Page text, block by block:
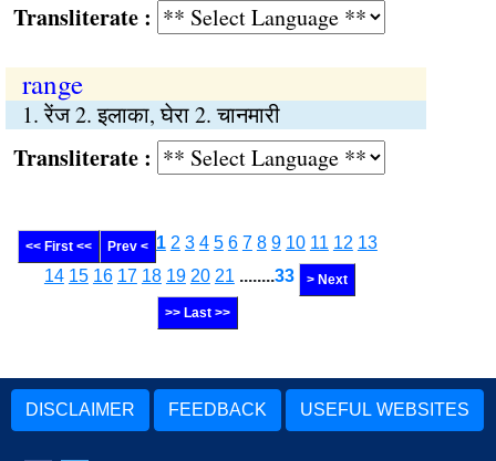
:
range
1. रेंज 2. इलाका, घेरा 2. चानमारी
:
<< First << Prev < 1 2 3 4 5 6 7 8 9 10 11 12 13
14 15 16 17 18 19 20 21 ........33 > Next
>> Last >>
DISCLAIMER FEEDBACK USEFUL WEBSITES